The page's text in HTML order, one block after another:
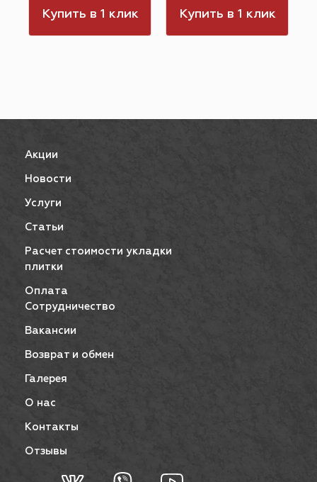
Купить в 1 клик Купить в 1 клик
Акции
Новости
Услуги
Статьи
Расчет стоимости укладки
плитки
Оплата
Сотрудничество
Вакансии
Возврат и обмен
Галерея
О нас
Контакты
Отзывы